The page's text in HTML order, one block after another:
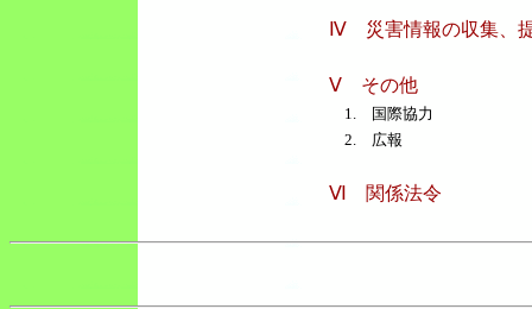
Ⅳ 災害情報の収集、
Ⅴ その他
1. 国際協力
2. 広報
Ⅵ 関係法令